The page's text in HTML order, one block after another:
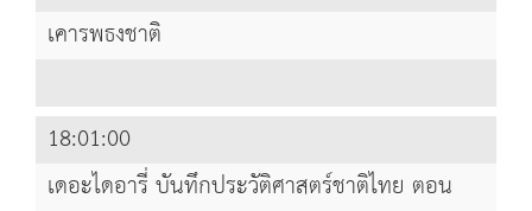
เคารพธงชาติ
18:01:00
เดอะไดอารี่ บันทึกประวัติศาสตร์ชาติไทย ตอน